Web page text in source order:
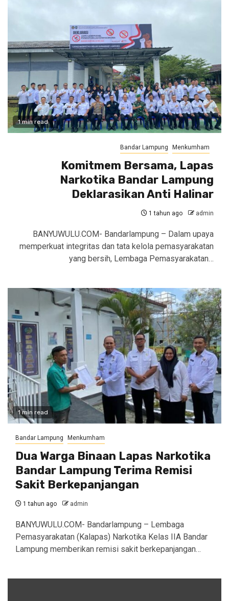
1 min read
Bandar Lampung Menkumham
Komitmem Bersama, Lapas
Narkotika Bandar Lampung
Deklarasikan Anti Halinar
1 tahun ago admin
BANYUWULU.COM- Bandarlampung – Dalam upaya
memperkuat integritas dan tata kelola pemasyarakatan
yang bersih, Lembaga Pemasyarakatan…
1 min read
Bandar Lampung Menkumham
Dua Warga Binaan Lapas Narkotika
Bandar Lampung Terima Remisi
Sakit Berkepanjangan
1 tahun ago admin
BANYUWULU.COM- Bandarlampung – Lembaga
Pemasyarakatan (Kalapas) Narkotika Kelas IIA Bandar
Lampung memberikan remisi sakit berkepanjangan…